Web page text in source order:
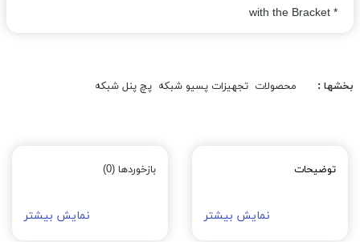
* with the Bracket
بخشها : محصولات تجهیزات پسیو شبکه پچ پنل شبکه
توضیحات
نمایش بیشتر
بازخوردها (0)
نمایش بیشتر